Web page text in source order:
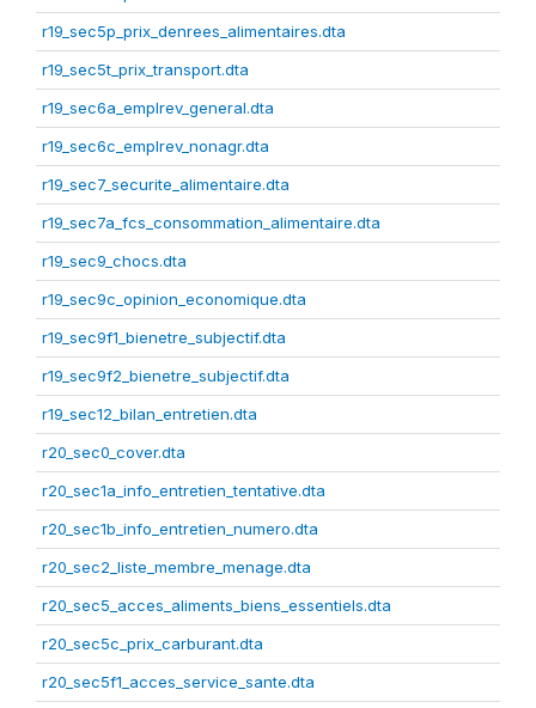
r19_sec5p_prix_denrees_alimentaires.dta
r19_sec5t_prix_transport.dta
r19_sec6a_emplrev_general.dta
r19_sec6c_emplrev_nonagr.dta
r19_sec7_securite_alimentaire.dta
r19_sec7a_fcs_consommation_alimentaire.dta
r19_sec9_chocs.dta
r19_sec9c_opinion_economique.dta
r19_sec9f1_bienetre_subjectif.dta
r19_sec9f2_bienetre_subjectif.dta
r19_sec12_bilan_entretien.dta
r20_sec0_cover.dta
r20_sec1a_info_entretien_tentative.dta
r20_sec1b_info_entretien_numero.dta
r20_sec2_liste_membre_menage.dta
r20_sec5_acces_aliments_biens_essentiels.dta
r20_sec5c_prix_carburant.dta
r20_sec5f1_acces_service_sante.dta